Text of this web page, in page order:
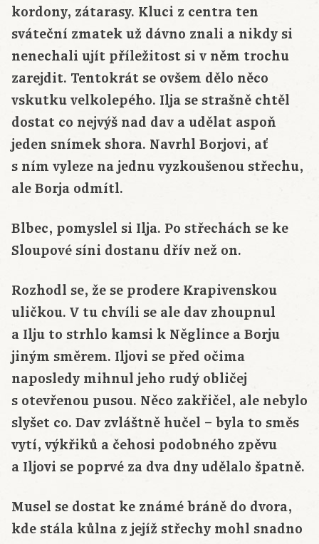
kordony, zátarasy. Kluci z centra ten
sváteční zmatek už dávno znali a nikdy si
nenechali ujít příležitost si v něm trochu
zarejdit. Tentokrát se ovšem dělo něco
vskutku velkolepého. Ilja se strašně chtěl
dostat co nejvýš nad dav a udělat aspoň
jeden snímek shora. Navrhl Borjovi, ať
s ním vyleze na jednu vyzkoušenou střechu,
ale Borja odmítl.
Blbec, pomyslel si Ilja. Po střechách se ke
Sloupové síni dostanu dřív než on.
Rozhodl se, že se prodere Krapivenskou
uličkou. V tu chvíli se ale dav zhoupnul
a Ilju to strhlo kamsi k Něglince a Borju
jiným směrem. Iljovi se před očima
naposledy mihnul jeho rudý obličej
s otevřenou pusou. Něco zakřičel, ale nebylo
slyšet co. Dav zvláštně hučel – byla to směs
vytí, výkřiků a čehosi podobného zpěvu
a Iljovi se poprvé za dva dny udělalo špatně.
Musel se dostat ke známé bráně do dvora,
kde stála kůlna z jejíž střechy mohl snadno